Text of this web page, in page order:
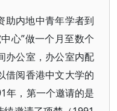
助内地中青年学者到
心”做一个月至数个
办公室，办公室内配
借阅香港中文大学的
年，第一个邀请的是